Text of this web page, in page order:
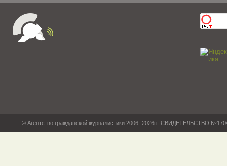
© Агентство гражданской журналистики 2006- 2026гг. СВИДЕТЕЛЬСТВО